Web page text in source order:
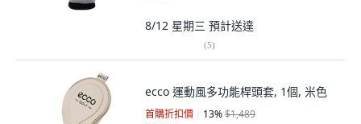
8/12 星期三 預計送達
(5)
ecco 運動風多功能桿頭套, 1個, 米色
首購折扣價 13%$1,489